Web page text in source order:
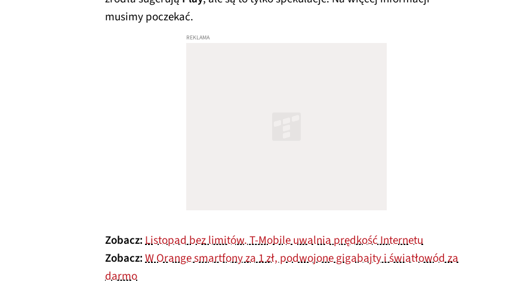
musimy poczekać.
Zobacz:Listopad bez limitów. T-Mobile uwalnia prędkość Internetu
Zobacz:W Orange smartfony za 1 zł, podwojone gigabajty i światłowód za
darmo